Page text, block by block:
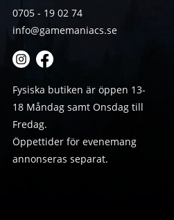
0705 - 19 02 74
info@gamemaniacs.se
Fysiska butiken är öppen 13-
18 Måndag samt Onsdag till
Fredag.
Öppettider för evenemang
annonseras separat.